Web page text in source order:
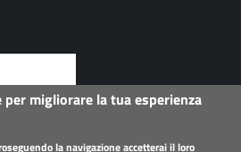
per migliorare la tua esperienza
la navigazione accetterai il loro